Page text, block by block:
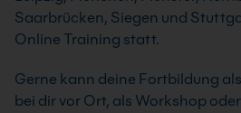
Saarbrücken, Siegen und
Online Training statt.
Gerne kann deine Fortbildung
bei dir vor Ort, als Workshop